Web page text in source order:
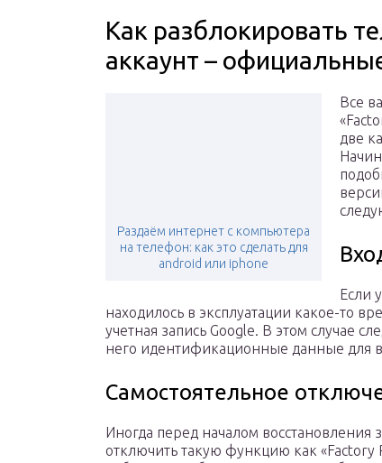
Как разблокировать
аккаунт –
Раздаём интернет с компьютера
на телефон: как это сделать для
android или iphone
Все
две
Если
находилось в эксплуатации какое-то
учетная запись Google. В этом случае
него идентификационные данные для
Самостоятельное
Иногда перед началом
отключить такую функцию как «Factory